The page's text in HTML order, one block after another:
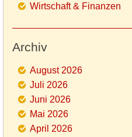
Wirtschaft & Finanzen
Archiv
August 2026
Juli 2026
Juni 2026
Mai 2026
April 2026